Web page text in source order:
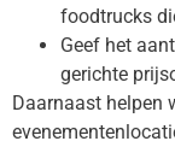
foodtrucks
Geef het
gerichte
Daarnaast helpen